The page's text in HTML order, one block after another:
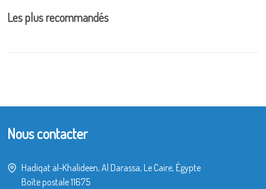
Les plus recommandés
Nous contacter
Hadiqat al-Khalideen, Al Darassa, Le Caire, Égypte
Boîte postale 11675